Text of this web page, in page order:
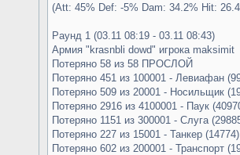
(Att: 45% Def: -5% Dam: 34.2% Hit:
Раунд 1 (03.11 08:19 - 03.11 08:43)
Армия "krasnbli dowd" игрока maksimit
Потеряно 58 из 58 ПРОСЛОЙ
Потеряно 451 из 100001 - Левиафан
Потеряно 509 из 20001 - Носильщик
Потеряно 2916 из 4100001 - Паук
Потеряно 1151 из 300001 - Слуга
Потеряно 227 из 15001 - Танкер (14774)
Потеряно 602 из 200001 - Транспорт